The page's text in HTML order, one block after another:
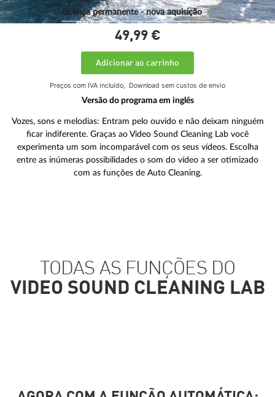
Licença permanente - nova aquisição
49,99€
Adicionar ao carrinho
Preços com IVA incluído, Download sem custos de envio
Versão do programa em inglês
Vozes, sons e melodias: Entram pelo ouvido e não deixam ninguém
ficar indiferente. Graças ao Video Sound Cleaning Lab você
experimenta um som incomparável com os seus vídeos. Escolha
entre as inúmeras possibilidades o som do vídeo a ser otimizado
com as funções de Auto Cleaning.
TODAS AS FUNÇÕES DO
VIDEO SOUND CLEANING LAB